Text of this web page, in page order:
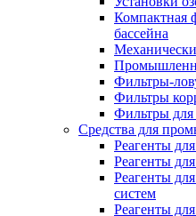
Компактная
бассейна
Фильтры-
Фильтры
Фильтры для
Средства для
Реагенты
Реагенты
Реагенты
систем
Реагенты